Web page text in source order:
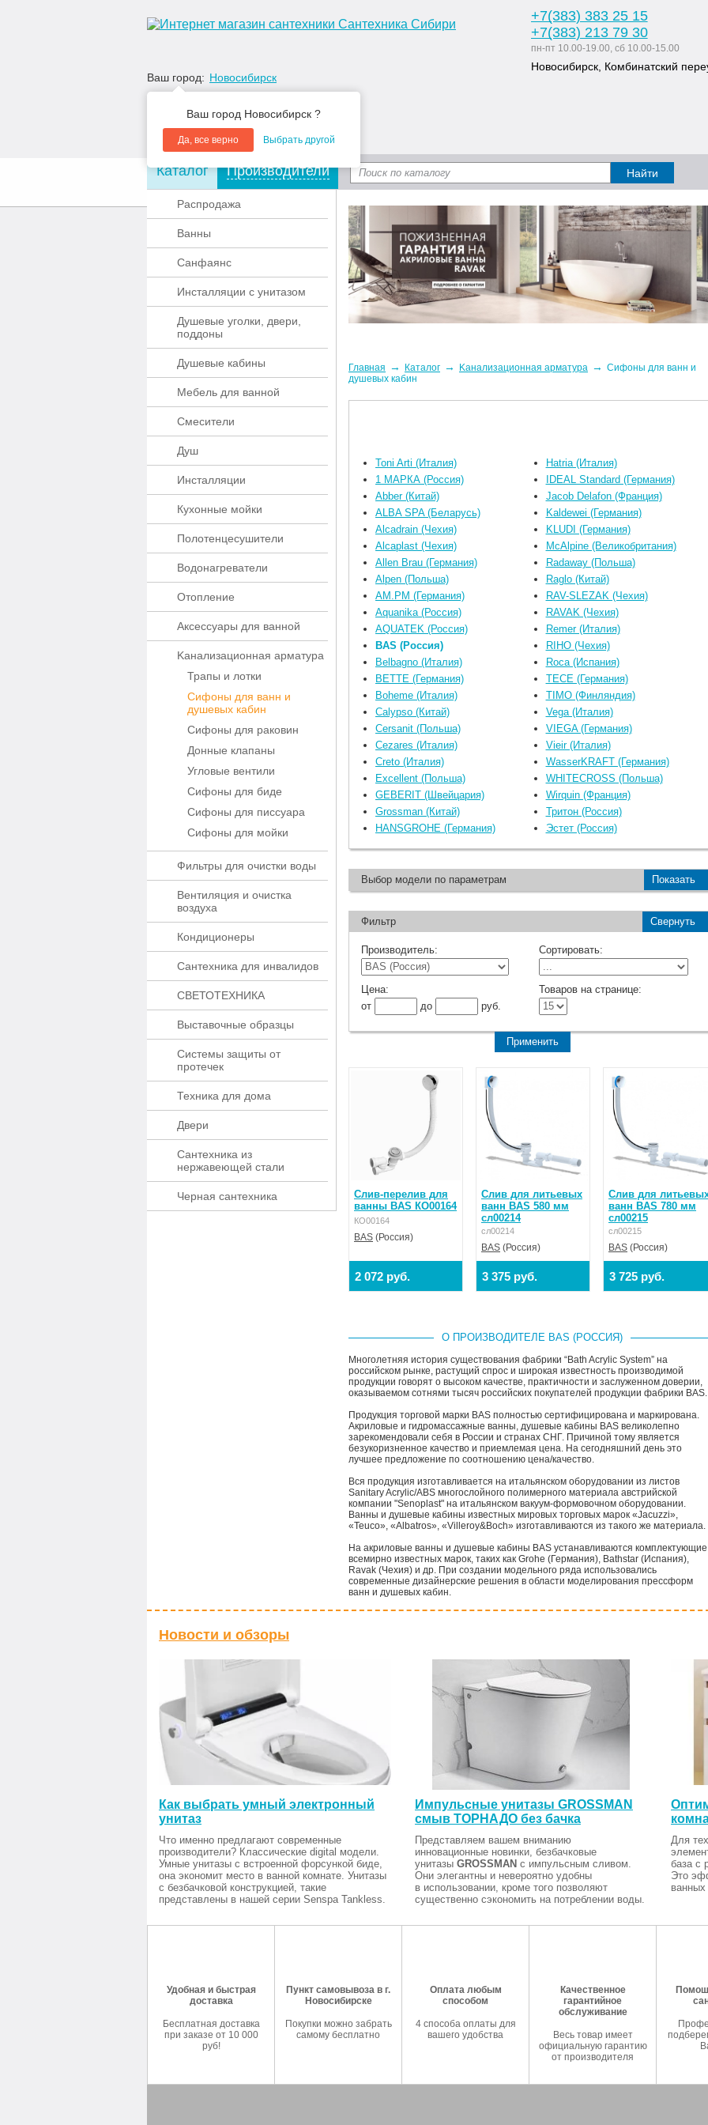
Ваш город: Новосибирск
Ваш город Новосибирск ?
Да, все верно Выбрать другой
+7(383) 383 25 15
+7(383) 213 79 30
пн-пт 10.00-19.00, сб 10.00-15.00
Новосибирск, Комбинатский
О компании Акции Доставка и оплата Статьи Дизайн
Каталог Производители
Распродажа
Ванны
Санфаянс
Инсталляции с унитазом
Душевые уголки, двери,
поддоны
Душевые кабины
Мебель для ванной
Смесители
Душ
Инсталляции
Кухонные мойки
Полотенцесушители
Водонагреватели
Отопление
Аксессуары для ванной
Kaнaлизaционнaя apматypa
Трапы и лотки
Сифоны для ванн и
душевых кабин
Сифоны для раковин
Донные клапаны
Угловые вентили
Сифоны для биде
Сифоны для писсуара
Сифоны для мойки
Фильтры для очистки воды
Вентиляция и очистка
воздуха
Кондиционеры
Сантехника для инвалидов
СВЕТОТЕХНИКА
Выставочные образцы
Системы защиты от
протечек
Техника для дома
Двери
Сантехника из
нержавеющей стали
Черная сантехника
Главная → Каталог → Kaнaлизaционнaя apматypa → Сифоны для ванн и
душевых кабин
Toni Arti (Италия)
1 МАРКА (Россия)
Abber (Китай)
ALBA SPA (Беларусь)
Alcadrain (Чехия)
Alcaplast (Чехия)
Allen Brau (Германия)
Alpen (Польша)
AM.PM (Германия)
Aquanika (Россия)
AQUATEK (Россия)
BAS (Россия)
Belbagno (Италия)
BETTE (Германия)
Boheme (Италия)
Calypso (Китай)
Cersanit (Польша)
Cezares (Италия)
Creto (Италия)
Excellent (Польша)
GEBERIT (Швейцария)
Grossman (Китай)
HANSGROHE (Германия)
Hatria (Италия)
IDEAL Standard (Германия)
Jacob Delafon (Франция)
Kaldewei (Германия)
KLUDI (Германия)
McAlpine (Великобритания)
Radaway (Польша)
Raglo (Китай)
RAV-SLEZAK (Чехия)
RAVAK (Чехия)
Remer (Италия)
RIHO (Чехия)
Roca (Испания)
TECE (Германия)
TIMO (Финляндия)
Vega (Италия)
VIEGA (Германия)
Vieir (Италия)
WasserKRAFT (Германия)
WHITECROSS (Польша)
Wirquin (Франция)
Тритон (Россия)
Эстет (Россия)
Выбор модели по параметрам Показать
Фильтр Свернуть
Производитель: Сортировать:
Цена:
от
до руб.
Товаров на странице:
Слив-перелив для
ванны BAS КО00164
КО00164
BAS (Россия)
2 072 руб.
Слив для литьевых
ванн BAS 580 мм
сл00214
сл00214
BAS (Россия)
3 375 руб.
Слив для
ванн BAS 780 мм
сл00215
сл00215
BAS (Россия)
3 725 руб.
О ПРОИЗВОДИТЕЛЕ BAS (РОССИЯ)
Многолетняя история существования фабрики “Bath Acrylic System” на
российском рынке, растущий спрос и широкая известность производимой
продукции говорят о высоком качестве, практичности и заслуженном доверии,
оказываемом сотнями тысяч российских покупателей продукции фабрики BAS.
Продукция торговой марки BAS полностью сертифицирована и маркирована.
Акриловые и гидромассажные ванны, душевые кабины BAS великолепно
зарекомендовали себя в России и странах СНГ. Причиной тому является
безукоризненное качество и приемлемая цена. На сегодняшний день это
лучшее предложение по соотношению цена/качество.
Вся продукция изготавливается на итальянском оборудовании из листов
Sanitary Acrylic/ABS многослойного полимерного материала австрийской
компании "Senoplast" на итальянском вакуум-формовочном оборудовании.
Ванны и душевые кабины известных мировых торговых марок «Jacuzzi»,
«Teuco», «Albatros», «Villeroy&Boch» изготавливаются из такого же материала.
На акриловые ванны и душевые кабины BAS устанавливаются комплектующие
всемирно известных марок, таких как Grohe (Германия), Bathstar (Испания),
Ravak (Чехия) и др. При создании модельного ряда использовались
современные дизайнерские решения в области моделирования прессформ
ванн и душевых кабин.
Новости и обзоры
Как выбрать умный электронный
унитаз
Что именно предлагают современные
производители? Классические digital модели.
Умные унитазы с встроенной форсункой биде,
она экономит место в ванной комнате. Унитазы
с безбачковой конструкцией, такие
представлены в нашей серии Senspa Tankless.
Импульсные унитазы GROSSMAN
смыв ТОРНАДО без бачка
Представляем вашем вниманию
инновационные новинки, безбачковые
унитазы GROSSMAN с импульсным сливом.
Они элегантны и невероятно удобны
в использовании, кроме того позволяют
существенно сэкономить на потреблении воды.
Для
база с
Это
ванных
Удобная и быстрая
доставка
Бесплатная доставка
при заказе от 10 000
руб!
Пункт самовывоза в г.
Новосибирске
Покупки можно забрать
самому бесплатно
Оплата любым
способом
4 способа оплаты для
вашего удобства
Качественное
гарантийное
обслуживание
Весь товар имеет
официальную гарантию
от производителя